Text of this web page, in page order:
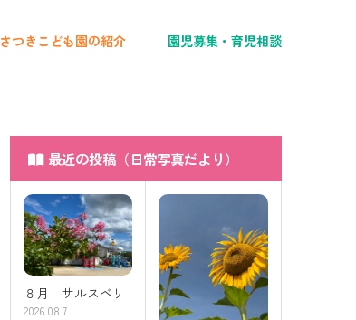
さつきこども園の紹介 園児募集・育児相談
最近の投稿（日常写真だより）
８月 サルスベリ
2026.08.7